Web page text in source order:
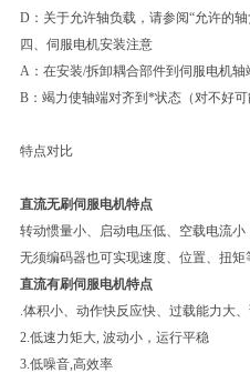
D：关于允许轴负载，请参阅“允许的
四、伺服电机安装注意
A：在安装/拆卸耦合部件到伺服电机
B：竭力使轴端对齐到*状态（对不好
特点对比
直流无刷伺服电机特点
转动惯量小、启动电压低、空载电流
无须编码器也可实现速度、位置、扭
直流有刷伺服电机特点
.体积小、动作快反应快、过载能力大
2.低速力矩大, 波动小，运行平稳
3.低噪音,高效率